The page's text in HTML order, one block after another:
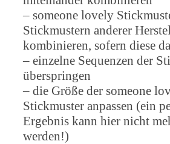
– someone lovely
Stickmustern anderer
kombinieren, sofern diese
– einzelne Sequenzen der
überspringen
– die Größe der someone
Stickmuster anpassen (ein
Ergebnis kann hier nicht
werden!)